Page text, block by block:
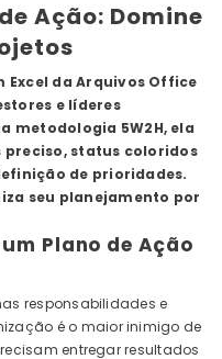
Ação: Domine
Excel da Arquivos Office
e líderes
metodologia 5W2H, ela
preciso, status coloridos
de prioridades.
seu planejamento por
Plano de Ação
responsabilidades e
é o maior inimigo de
entregar resultados